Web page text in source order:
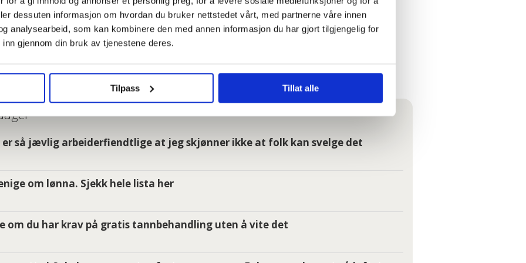
dessuten informasjon om hvordan du bruker nettstedet vårt, med partnerne våre innen
analysearbeid, som kan kombinere den med annen informasjon du har gjort tilgjengelig for
gjennom din bruk av tjenestene deres.
Tilpass Tillat alle
13.000 kroner.
14.000 kroner.
høyere utdanning: Fra 15.000 til
(16 år)
Fra 16.000 kroner til 19.500 ved
Fra 17.000 til 20,000 kroner ved
ferske tabell
er så jævlig arbeiderfiendtlige at jeg skjønner ikke at folk kan svelge det
om lønna. Sjekk hele lista her
om du har krav på gratis tannbehandling uten å vite det